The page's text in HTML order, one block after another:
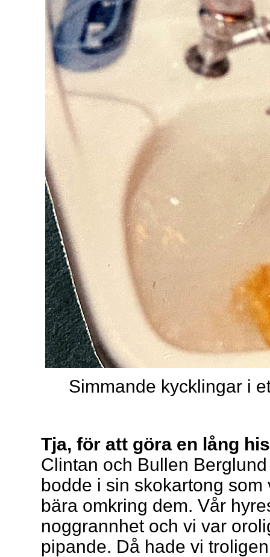
Simmande kycklingar i
Tja, för att göra en lång
Clintan och Bullen
bodde i sin skokartong
bära omkring dem. Vår
noggrannhet och vi var
pipande. Då hade vi